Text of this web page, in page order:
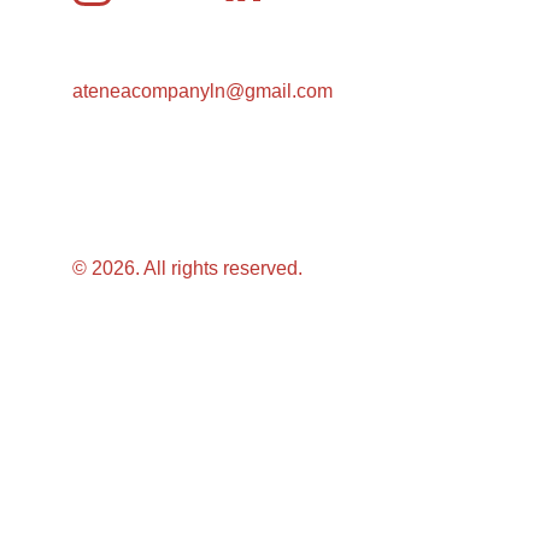
© 2026. All rights reserved.
ateneacompanyln@gmail.com